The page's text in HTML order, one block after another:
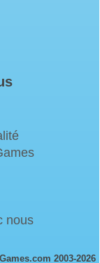
nous
2003-2026